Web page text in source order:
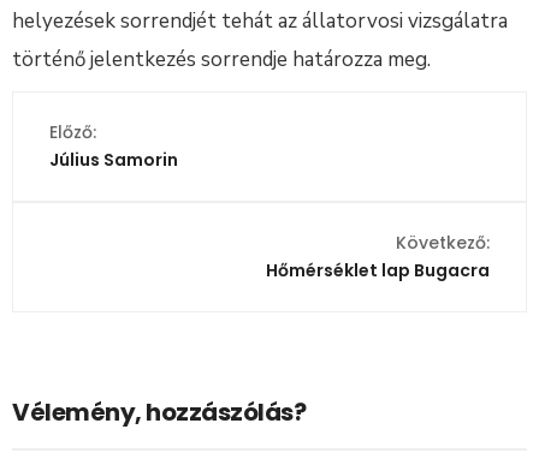
helyezések sorrendjét tehát az állatorvosi vizsgálatra
történő jelentkezés sorrendje határozza meg.
Előző:
Július Samorin
Következő:
Hőmérséklet lap Bugacra
Vélemény, hozzászólás?